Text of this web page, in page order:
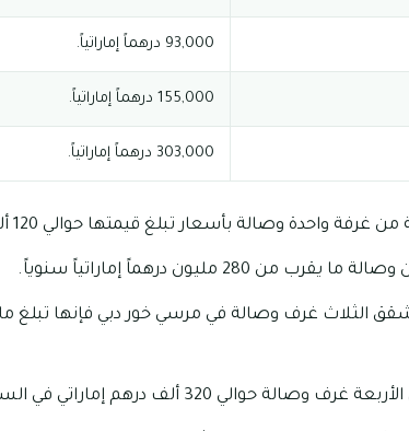
93,000 درهماً إماراتياً.
155,000 درهماً إماراتياً.
303,000 درهماً إماراتياً.
وصالة بأسعار تبلغ قيمتها حوالي 120 ألف درهم إماراتي.
مليون درهماً إماراتياً سنوياً.
حوالي 320 ألف درهم إماراتي في السنة.